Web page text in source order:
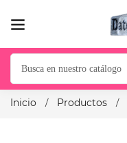
Inicio Productos